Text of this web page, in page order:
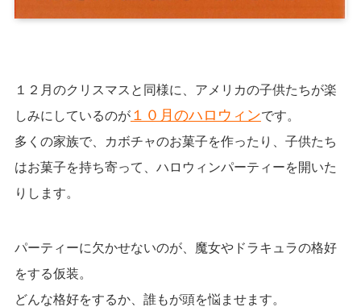
１２月のクリスマスと同様に、アメリカの子供たちが楽
しみにしているのが１０月のハロウィンです。
多くの家族で、カボチャのお菓子を作ったり、子供たち
はお菓子を持ち寄って、ハロウィンパーティーを開いた
りします。
パーティーに欠かせないのが、魔女やドラキュラの格好
をする仮装。
どんな格好をするか、 誰もが頭を悩ませます。